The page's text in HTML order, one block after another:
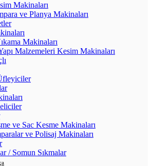
Makinaları
ve Planya Makinaları
Makinaları
Malzemeleri Kesim Makinaları
ve Sac Kesme Makinaları
ve Polisaj Makinaları
/ Somun Sıkmalar